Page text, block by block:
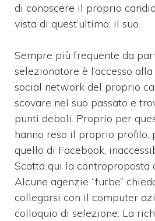
di conoscere il proprio
vista di quest’ultimo: il suo.
Sempre più frequente da
selezionatore è l’accesso
social network del proprio
scovare nel suo passato e
punti deboli. Proprio per
hanno reso il proprio profilo,
quello di Facebook,
Scatta qui la controproposta
Alcune agenzie “furbe”
collegarsi con il computer
colloquio di selezione. La